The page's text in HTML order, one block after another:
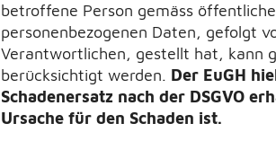
betroffene Person gemäss
personenbezogenen Daten, gefolgt
Verantwortlichen, gestellt hat, kann
berücksichtigt werden. Der EuGH
Schadenersatz nach der DSGVO
Ursache für den Schaden ist.